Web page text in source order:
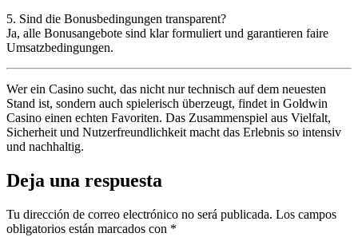
5. Sind die Bonusbedingungen transparent?
Ja, alle Bonusangebote sind klar formuliert und garantieren faire
Umsatzbedingungen.
Wer ein Casino sucht, das nicht nur technisch auf dem neuesten
Stand ist, sondern auch spielerisch überzeugt, findet in Goldwin
Casino einen echten Favoriten. Das Zusammenspiel aus Vielfalt,
Sicherheit und Nutzerfreundlichkeit macht das Erlebnis so intensiv
und nachhaltig.
Deja una respuesta
Tu dirección de correo electrónico no será publicada. Los campos
obligatorios están marcados con *